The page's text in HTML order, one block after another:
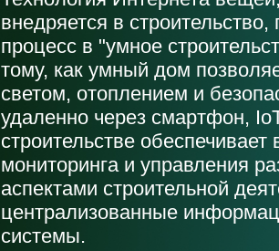
внедряется в строительство,
процесс в "умное
тому, как умный дом
светом, отоплением и
удаленно через смартфон,
строительстве обеспечивает
мониторинга и управления
аспектами строительной
централизованные
системы.